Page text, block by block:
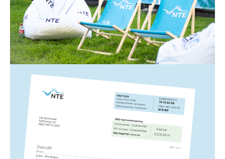
humøret vårt – de kan også gjøre underverker for
strømregningen din. Her er 12 enkle strømsparetips
fra oss til deg!
Les mer
Strøm
Slik leser du NTEs strømfaktura
Hvis du lurer på noe som har med strømfakturaen fra
NTE å gjøre, har vi laget en forklaring på de ulike
elementene her.